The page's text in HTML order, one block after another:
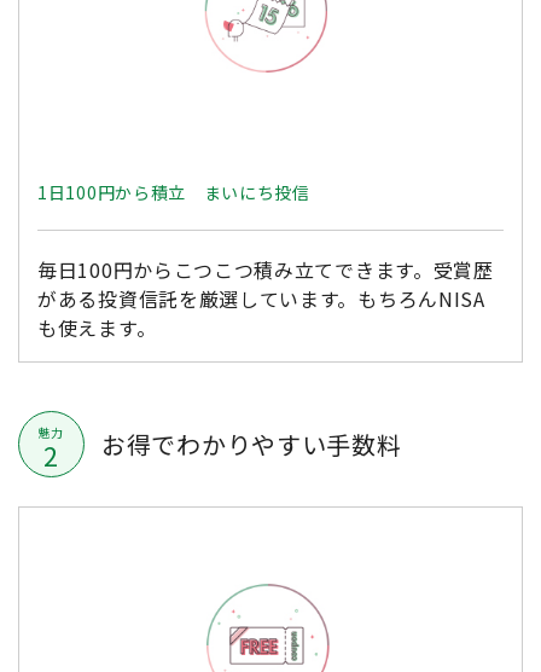
1日100円から積立 まいにち投信
毎日100円からこつこつ積み立てできます。受賞歴
がある投資信託を厳選しています。もちろんNISA
も使えます。
魅力
2 お得でわかりやすい手数料